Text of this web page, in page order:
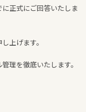
正式にご回答いたしま
上げます。
理を徹底いたします。